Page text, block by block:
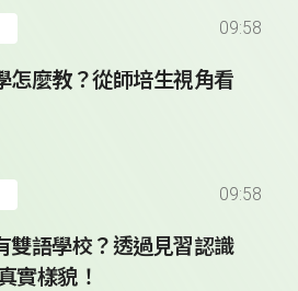
09:58
怎麼教？從師培生視角看
09:58
雙語學校？透過見習認識
實樣貌！